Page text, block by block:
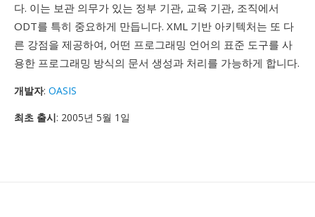
다. 이는 보관 의무가 있는 정부 기관, 교육 기관, 조직에서
ODT를 특히 중요하게 만듭니다. XML 기반 아키텍처는 또 다
른 강점을 제공하여, 어떤 프로그래밍 언어의 표준 도구를 사
용한 프로그래밍 방식의 문서 생성과 처리를 가능하게 합니다.
개발자: OASIS
최초 출시: 2005년 5월 1일